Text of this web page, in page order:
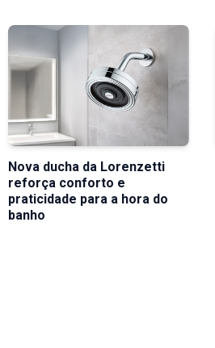
Nova ducha da Lorenzetti
reforça conforto e
praticidade para a hora do
banho